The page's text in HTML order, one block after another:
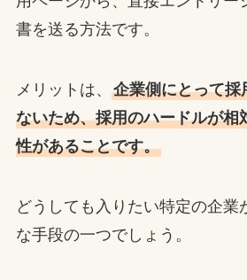
書を送る方法です。
メリットは、 企業側にとって採
ないため、採用のハードルが相
性があることです。
どうしても入りたい特定の企業
な手段の一つでしょう。